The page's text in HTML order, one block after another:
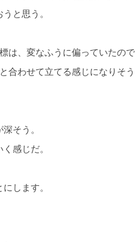
と思う。
は、変なふうに偏っていたの
合わせて立てる感じになりそう
そう。
感じだ。
します。